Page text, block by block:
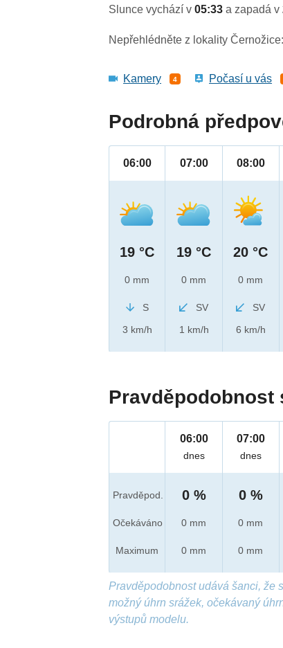
Slunce vychází v05:33a zapadá v
Nepřehlédněte z lokality Černožice:
Kamery 4 Počasí u vás
Podrobná
06:00
19 °C
0 mm
S
3 km/h
07:00
19 °C
0 mm
SV
1 km/h
08:00
20 °C
0 mm
SV
6 km/h
Pravděpodobnost
Pravděpod.
Očekáváno
Maximum
06:00
dnes
0 %
0 mm
0 mm
07:00
dnes
0 %
0 mm
0 mm
Pravděpodobnost udává šanci, že
možný úhrn srážek, očekávaný
výstupů modelu.